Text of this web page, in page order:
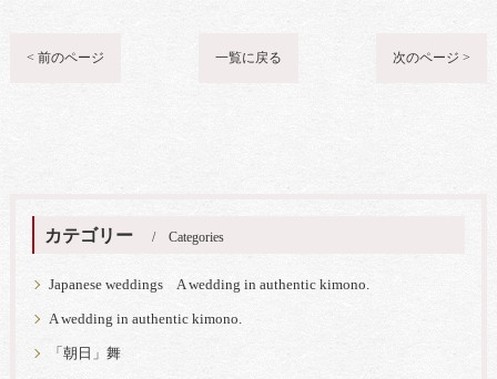
< 前のページ 一覧に戻る 次のページ >
カテゴリー Categories
Japanese weddings A wedding in authentic kimono.
A wedding in authentic kimono.
「朝日」舞